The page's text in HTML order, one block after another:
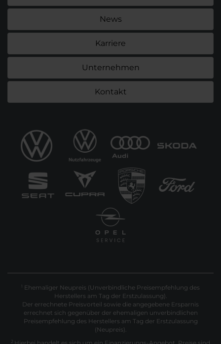
News
Karriere
Unternehmen
Kontakt
1 Ehemaliger Neupreis (Unverbindliche Preisempfehlung des
Herstellers am Tag der Erstzulassung).
Der errechnete Preisvorteil sowie die angegebene Ersparnis
errechnet sich gegenüber der ehemaligen unverbindlichen
Preisempfehlung des Herstellers am Tag der Erstzulassung
(Neupreis).
2